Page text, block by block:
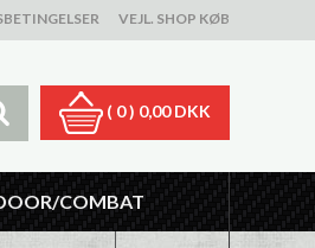
VEJL. SHOP KØB
( 0 ) 0,00 DKK
COMBAT